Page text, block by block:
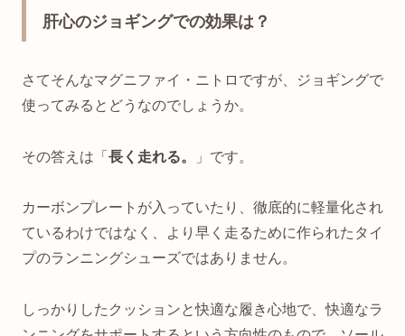
肝心のジョギングでの効果は？
さてそんなマグニファイ・ニトロですが、ジョギングで
使ってみるとどうなのでしょうか。
その答えは「 長く走れる。 」です。
カーボンプレートが入っていたり、徹底的に軽量化され
ているわけではなく、より早く走るために作られたタイ
プのランニングシューズではありません。
しっかりしたクッションと快適な履き心地で、快適なラ